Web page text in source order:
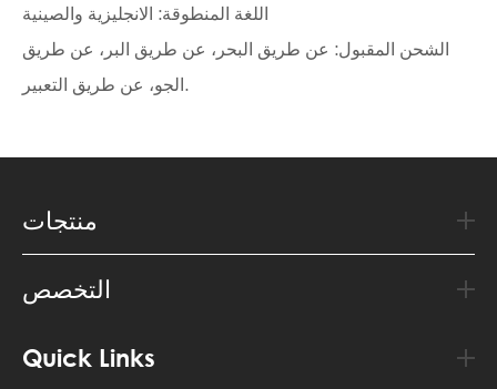
اللغة المنطوقة: الانجليزية والصينية
الشحن المقبول: عن طريق البحر، عن طريق البر، عن طريق
الجو، عن طريق التعبير.
منتجات
التخصص
Quick Links